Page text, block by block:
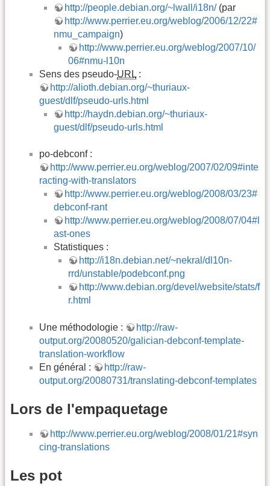
http://people.debian.org/~lwall/i18n/(par
http://www.perrier.eu.org/weblog/2006/12/22#
nmu_campaign)
http://www.perrier.eu.org/weblog/2007/10/
06#nmu-l10n
Sens des pseudo-URL :
http://alioth.debian.org/~thuriaux-
guest/dlf/pseudo-urls.html
http://haydn.debian.org/~thuriaux-
guest/dlf/pseudo-urls.html
po-debconf :
http://www.perrier.eu.org/weblog/2007/02/09#inte
racting-with-translators
http://www.perrier.eu.org/weblog/2008/03/23#
debconf-rant
http://www.perrier.eu.org/weblog/2008/07/04#l
ast-ones
Statistiques :
http://i18n.debian.net/~nekral/dl10n-
rrd/unstable/podebconf.png
http://www.debian.org/devel/website/stats/f
r.html
Une méthodologie :
http://raw-
output.org/20080520/galician-debconf-template-
translation-workflow
En général :
http://raw-
output.org/20080731/translating-debconf-templates
Lors de l'empaquetage
http://www.perrier.eu.org/weblog/2008/01/21#syn
cing-translations
Les pot